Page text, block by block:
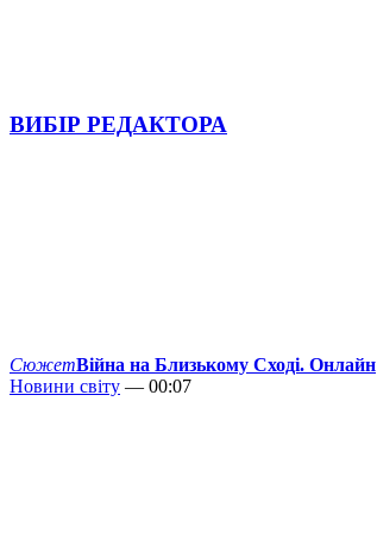
ВИБІР РЕДАКТОРА
СюжетВійна на Близькому Сході. Онлайн
Новини світу — 00:07